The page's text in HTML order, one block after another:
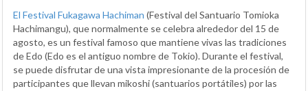
El Festival Fukagawa Hachiman (Festival del Santuario Tomioka
Hachimangu), que normalmente se celebra alrededor del 15 de
agosto, es un festival famoso que mantiene vivas las tradiciones
de Edo (Edo es el antiguo nombre de Tokio). Durante el festival,
se puede disfrutar de una vista impresionante de la procesión de
participantes que llevan mikoshi (santuarios portátiles) por las